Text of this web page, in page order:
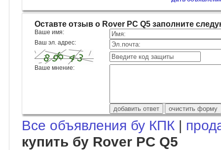
Оставте отзыв о Rover PC Q5 заполните
Ваше имя:
Ваш эл. адрес:
Ваше мнение:
Все объявления бу КПК |
купить бу Rover PC Q5